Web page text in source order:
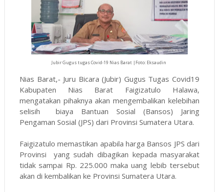
Jubir Gugus tugas Covid-19 Nias Barat |Foto: Eksaudin
Nias Barat,- Juru Bicara (Jubir) Gugus Tugas Covid19
Kabupaten Nias Barat Faigizatulo Halawa,
mengatakan pihaknya akan mengembalikan kelebihan
selisih biaya Bantuan Sosial (Bansos) Jaring
Pengaman Sosial (JPS) dari Provinsi Sumatera Utara.
Faigizatulo memastikan apabila harga Bansos JPS dari
Provinsi yang sudah dibagikan kepada masyarakat
tidak sampai Rp. 225.000 maka uang lebib tersebut
akan di kembalikan ke Provinsi Sumatera Utara.